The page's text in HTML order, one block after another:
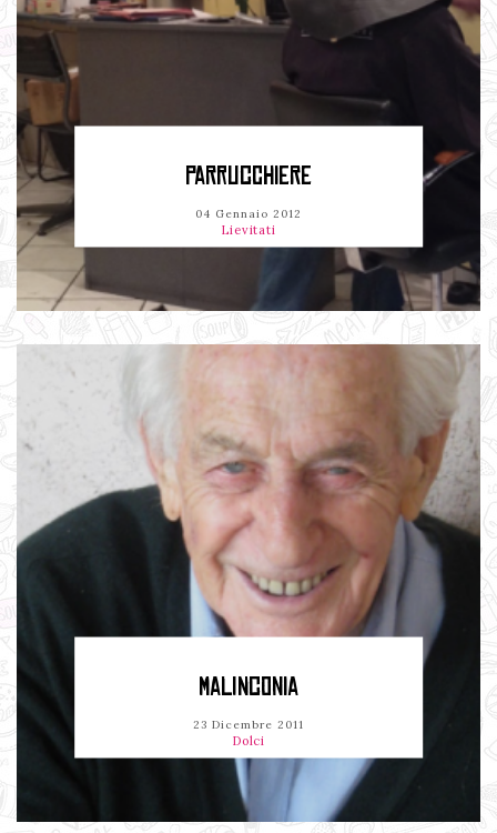
PARRUCCHIERE
04 Gennaio 2012
Lievitati
MALINCONIA
23 Dicembre 2011
Dolci